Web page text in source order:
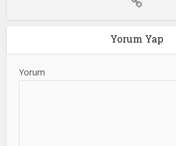
Yorum Yap
Yorum